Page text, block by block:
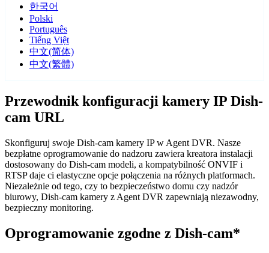
한국어
Polski
Português
Tiếng Việt
中文(简体)
中文(繁體)
Przewodnik konfiguracji kamery IP Dish-
cam URL
Skonfiguruj swoje Dish-cam kamery IP w Agent DVR. Nasze
bezpłatne oprogramowanie do nadzoru zawiera kreatora instalacji
dostosowany do Dish-cam modeli, a kompatybilność ONVIF i
RTSP daje ci elastyczne opcje połączenia na różnych platformach.
Niezależnie od tego, czy to bezpieczeństwo domu czy nadzór
biurowy, Dish-cam kamery z Agent DVR zapewniają niezawodny,
bezpieczny monitoring.
Oprogramowanie zgodne z Dish-cam*